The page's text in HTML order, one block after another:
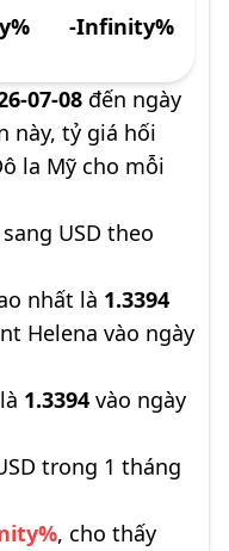
-Infinity%
07-08 đến ngày
này, tỷ giá hối
la Mỹ cho mỗi
USD theo
nhất là 1.3394
Helena vào ngày
1.3394 vào ngày
trong 1 tháng
, cho thấy